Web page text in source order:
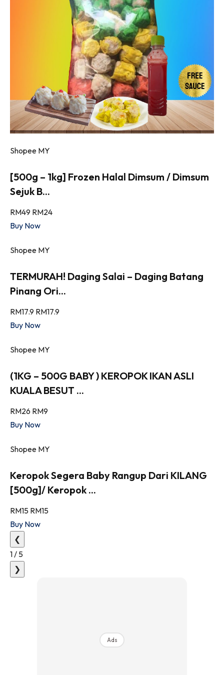
Shopee MY
[500g – 1kg] Frozen Halal Dimsum / Dimsum
Sejuk B...
RM49 RM24
Buy Now
Shopee MY
TERMURAH! Daging Salai – Daging Batang
Pinang Ori...
RM17.9 RM17.9
Buy Now
Shopee MY
(1KG – 500G BABY ) KEROPOK IKAN ASLI
KUALA BESUT ...
RM26 RM9
Buy Now
Shopee MY
Keropok Segera Baby Rangup Dari KILANG
[500g]/ Keropok ...
RM15 RM15
Buy Now
❮
1 / 5
❯
Ads